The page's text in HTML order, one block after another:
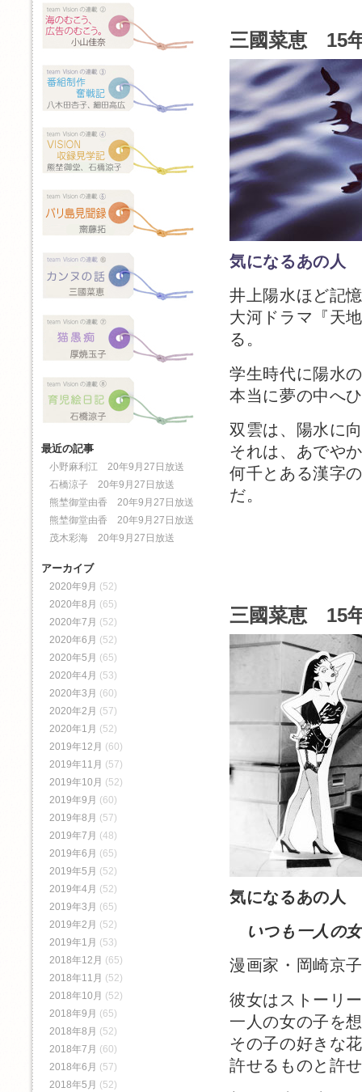
三國菜恵 15
気になるあの人
井上陽水ほど記
大河ドラマ『天
る。
学生時代に陽水
本当に夢の中へ
双雲は、陽水に
それは、あでや
何千とある漢字
だ。
三國菜恵 15
気になるあの人
いつも一人の
漫画家・岡崎京
彼女はストーリ
一人の女の子を
その子の好きな
許せるものと許
最近の記事
小野麻利江 20年9月27日放送
石橋涼子 20年9月27日放送
熊埜御堂由香 20年9月27日放送
熊埜御堂由香 20年9月27日放送
茂木彩海 20年9月27日放送
アーカイブ
2020年9月 (52)
2020年8月 (65)
2020年7月 (52)
2020年6月 (52)
2020年5月 (65)
2020年4月 (53)
2020年3月 (60)
2020年2月 (57)
2020年1月 (52)
2019年12月 (60)
2019年11月 (57)
2019年10月 (52)
2019年9月 (60)
2019年8月 (57)
2019年7月 (48)
2019年6月 (65)
2019年5月 (52)
2019年4月 (52)
2019年3月 (65)
2019年2月 (52)
2019年1月 (53)
2018年12月 (65)
2018年11月 (52)
2018年10月 (52)
2018年9月 (65)
2018年8月 (52)
2018年7月 (60)
2018年6月 (57)
2018年5月 (52)